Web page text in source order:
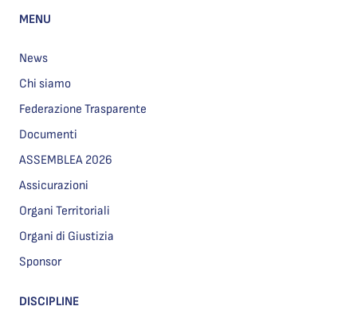
MENU
News
Chi siamo
Federazione Trasparente
Documenti
ASSEMBLEA 2026
Assicurazioni
Organi Territoriali
Organi di Giustizia
Sponsor
DISCIPLINE